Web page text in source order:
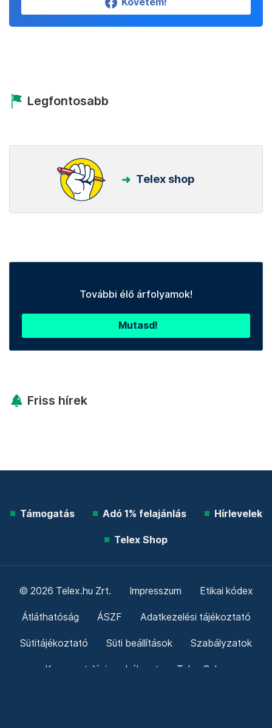
Beállítom
Kövess minket Facebookon is!
Telex shop
Friss hírek